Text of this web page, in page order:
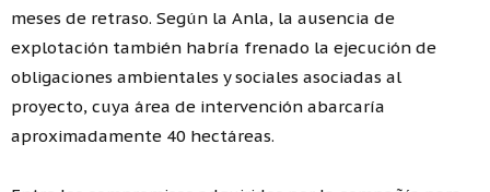
meses de retraso. Según la Anla, la ausencia de
explotación también habría frenado la ejecución de
obligaciones ambientales y sociales asociadas al
proyecto, cuya área de intervención abarcaría
aproximadamente 40 hectáreas.